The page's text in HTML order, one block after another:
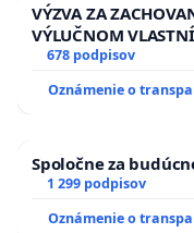
VÝZVA ZA
VÝLUČNOM
SLOVENSKEJ
kanálov na
678 podpisov
Oznámenie o
Spoločne za
1 299 podpisov
Oznámenie o